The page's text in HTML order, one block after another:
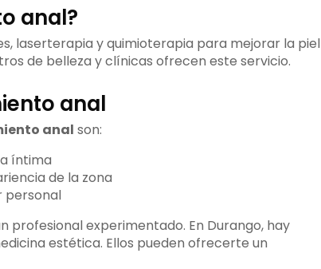
anal?
laserterapia y quimioterapia para mejorar la piel
de belleza y clínicas ofrecen este servicio.
anal
anal son:
íntima
de la zona
personal
profesional experimentado. En Durango, hay
estética. Ellos pueden ofrecerte un